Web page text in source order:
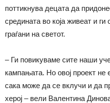
поттикнува децата да
средината во која живеат и
граѓани на светот.
– Ги повикуваме сите наши
кампањата. Но овој проект не
сака може да се вклучи и да
херој – вели Валентина